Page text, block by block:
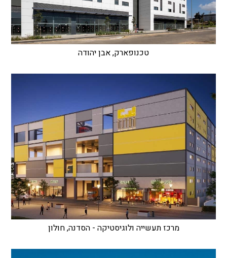
טכנופארק, אבן יהודה
מרכז תעשייה ולוגיסטיקה - הסדנה, חולון